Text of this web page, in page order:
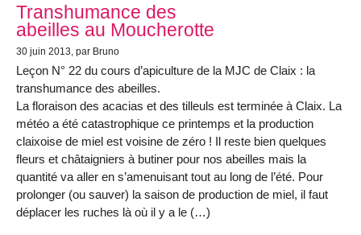
Transhumance des
abeilles au Moucherotte
30 juin 2013, par Bruno
Leçon N° 22 du cours d’apiculture de la MJC de Claix : la
transhumance des abeilles.
La floraison des acacias et des tilleuls est terminée à Claix. La
météo a été catastrophique ce printemps et la production
claixoise de miel est voisine de zéro ! Il reste bien quelques
fleurs et châtaigniers à butiner pour nos abeilles mais la
quantité va aller en s’amenuisant tout au long de l’été. Pour
prolonger (ou sauver) la saison de production de miel, il faut
déplacer les ruches là où il y a le (…)